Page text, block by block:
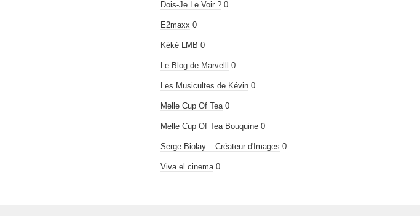
Dois-Je Le Voir ? 0
E2maxx 0
Kéké LMB 0
Le Blog de Marvelll 0
Les Musicultes de Kévin 0
Melle Cup Of Tea 0
Melle Cup Of Tea Bouquine 0
Serge Biolay – Créateur d'Images 0
Viva el cinema 0